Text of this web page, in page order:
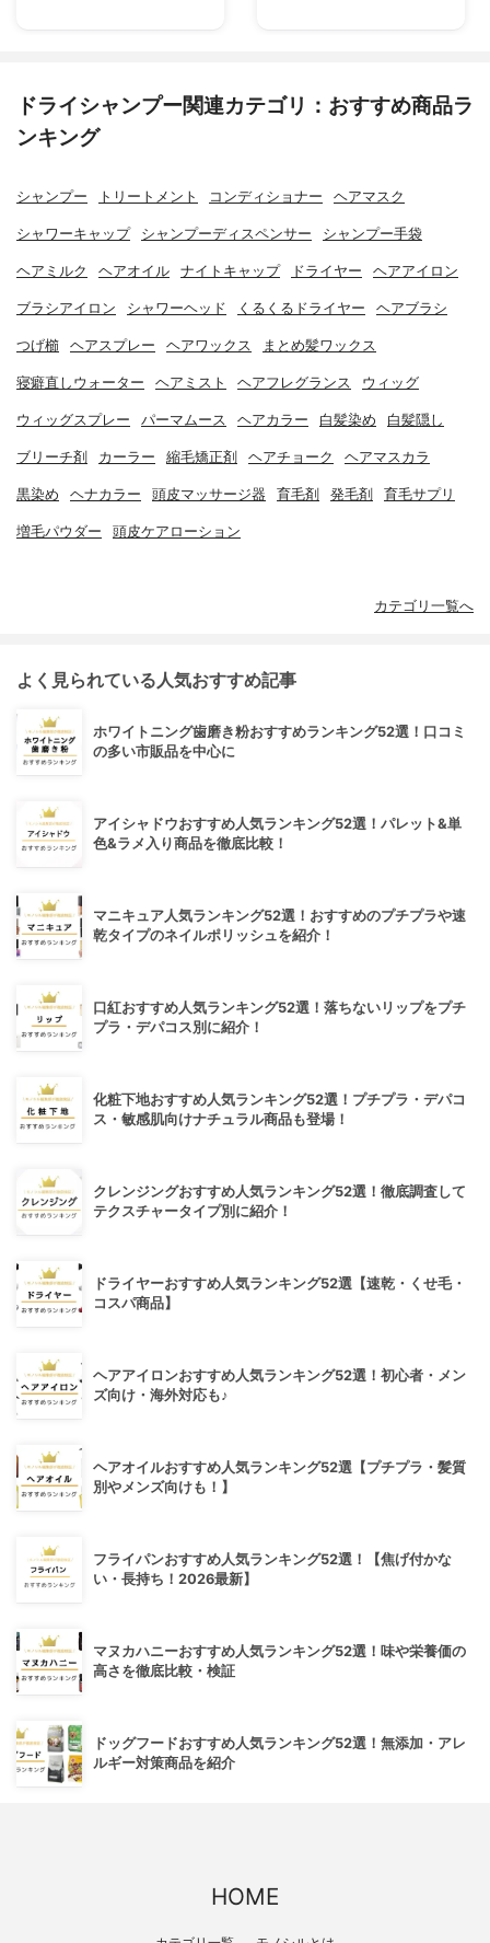
ドライシャンプー関連カテゴリ：おすすめ商品ラ
ンキング
シャンプー トリートメント コンディショナー ヘアマスク
シャワーキャップ シャンプーディスペンサー シャンプー手袋
ヘアミルク ヘアオイル ナイトキャップ ドライヤー ヘアアイロン
ブラシアイロン シャワーヘッド くるくるドライヤー ヘアブラシ
つげ櫛 ヘアスプレー ヘアワックス まとめ髪ワックス
寝癖直しウォーター ヘアミスト ヘアフレグランス ウィッグ
ウィッグスプレー パーマムース ヘアカラー 白髪染め 白髪隠し
ブリーチ剤 カーラー 縮毛矯正剤 ヘアチョーク ヘアマスカラ
黒染め ヘナカラー 頭皮マッサージ器 育毛剤 発毛剤 育毛サプリ
増毛パウダー 頭皮ケアローション
カテゴリ一覧へ
よく見られている人気おすすめ記事
ホワイトニング歯磨き粉おすすめランキング52選！口コミ
の多い市販品を中心に
アイシャドウおすすめ人気ランキング52選！パレット&単
色&ラメ入り商品を徹底比較！
マニキュア人気ランキング52選！おすすめのプチプラや速
乾タイプのネイルポリッシュを紹介！
口紅おすすめ人気ランキング52選！落ちないリップをプチ
プラ・デパコス別に紹介！
化粧下地おすすめ人気ランキング52選！プチプラ・デパコ
ス・敏感肌向けナチュラル商品も登場！
クレンジングおすすめ人気ランキング52選！徹底調査して
テクスチャータイプ別に紹介！
ドライヤーおすすめ人気ランキング52選【速乾・くせ毛・
コスパ商品】
ヘアアイロンおすすめ人気ランキング52選！初心者・メン
ズ向け・海外対応も♪
ヘアオイルおすすめ人気ランキング52選【プチプラ・髪質
別やメンズ向けも！】
フライパンおすすめ人気ランキング52選！【焦げ付かな
い・長持ち！2026最新】
マヌカハニーおすすめ人気ランキング52選！味や栄養価の
高さを徹底比較・検証
ドッグフードおすすめ人気ランキング52選！無添加・アレ
ルギー対策商品を紹介
HOME